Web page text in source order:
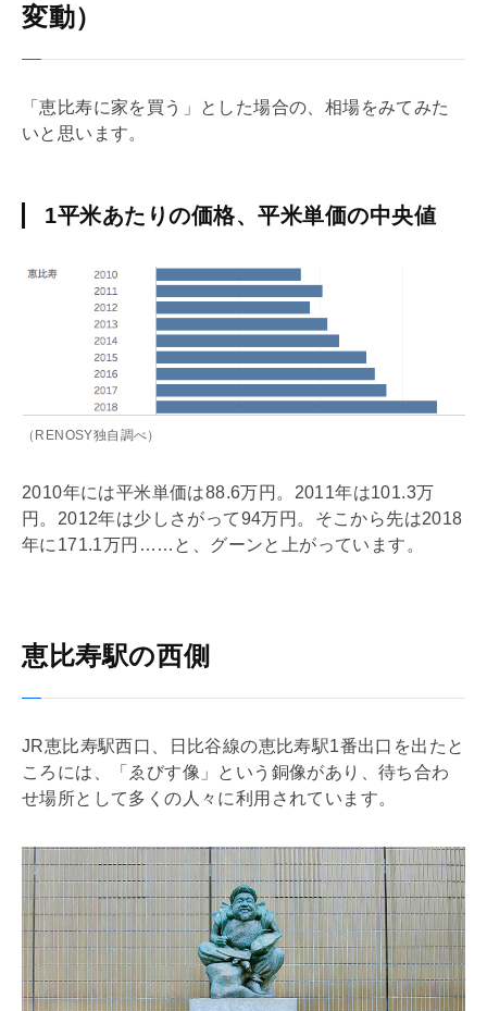
変動）
「恵比寿に家を買う」とした場合の、相場をみてみた
いと思います。
1平米あたりの価格、平米単価の中央値
（RENOSY独自調べ）
2010年には平米単価は88.6万円。2011年は101.3万
円。2012年は少しさがって94万円。そこから先は2018
年に171.1万円……と、グーンと上がっています。
恵比寿駅の西側
JR恵比寿駅西口、日比谷線の恵比寿駅1番出口を出たと
ころには、「ゑびす像」という銅像があり、待ち合わ
せ場所として多くの人々に利用されています。